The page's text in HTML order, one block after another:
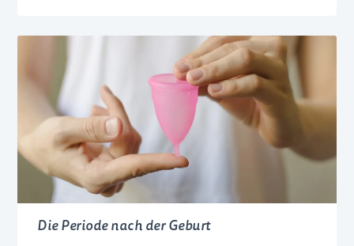
Die Periode nach der Geburt